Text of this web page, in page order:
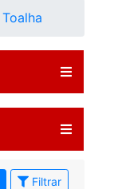
Toalha
Filtrar